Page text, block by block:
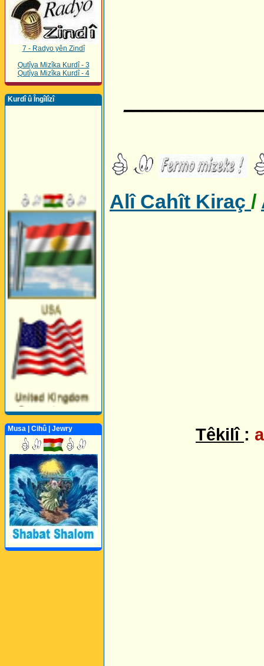
7 - Radyo yên Zindî
Qutîya Mizîka Kurdî - 3
Qutîya Mizîka Kurdî - 4
Kurdî û Îngîlîzî
Perwerde ya Zimanê
Kurdî û Îngîlîzî
Musa | Cihû | Jewry
Alî Cahît Kiraç /
Têkilî :